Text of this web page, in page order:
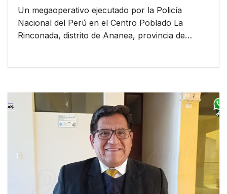
Un megaoperativo ejecutado por la Policía
Nacional del Perú en el Centro Poblado La
Rinconada, distrito de Ananea, provincia de…